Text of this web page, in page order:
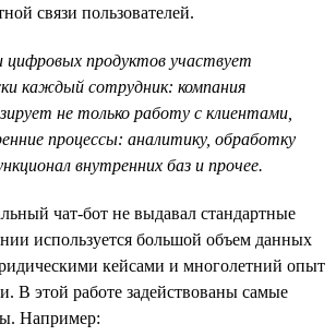
связи пользователей.
цифровых продуктов участвует
каждый сотрудник: компания
не только работу с клиентами,
процессы: аналитику, обработку
внутренних баз и прочее.
чат-бот не выдавал стандартные
используется большой объем данных
кейсами и многолетний опыт
В этой работе задействованы самые
Например: